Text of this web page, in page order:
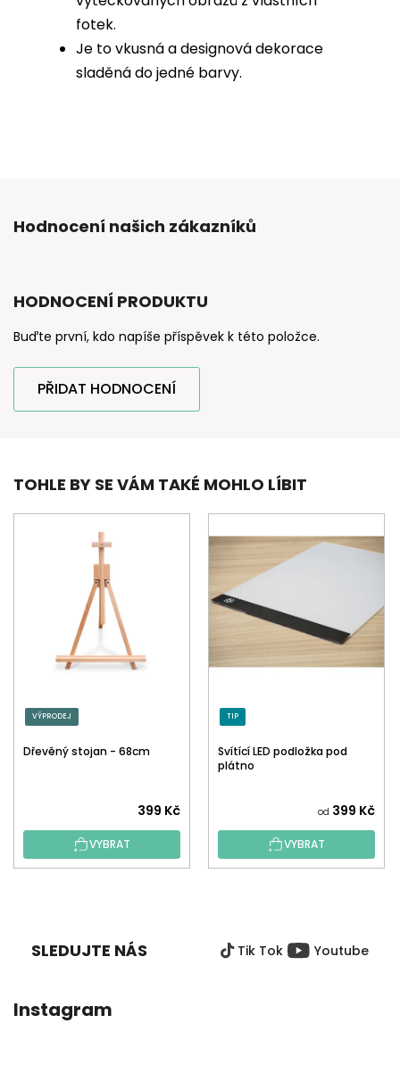
fotek.
Je to vkusná a designová dekorace
sladěná do jedné barvy.
Hodnocení našich zákazníků
HODNOCENÍ PRODUKTU
Buďte první, kdo napíše příspěvek k této položce.
PŘIDAT HODNOCENÍ
TOHLE BY SE VÁM TAKÉ MOHLO LÍBIT
VÝPRODEJ
Dřevěný stojan - 68cm
399 Kč
VYBRAT
TIP
Svítící LED podložka pod
plátno
od 399 Kč
VYBRAT
SLEDUJTE NÁS Tik Tok Youtube
Instagram